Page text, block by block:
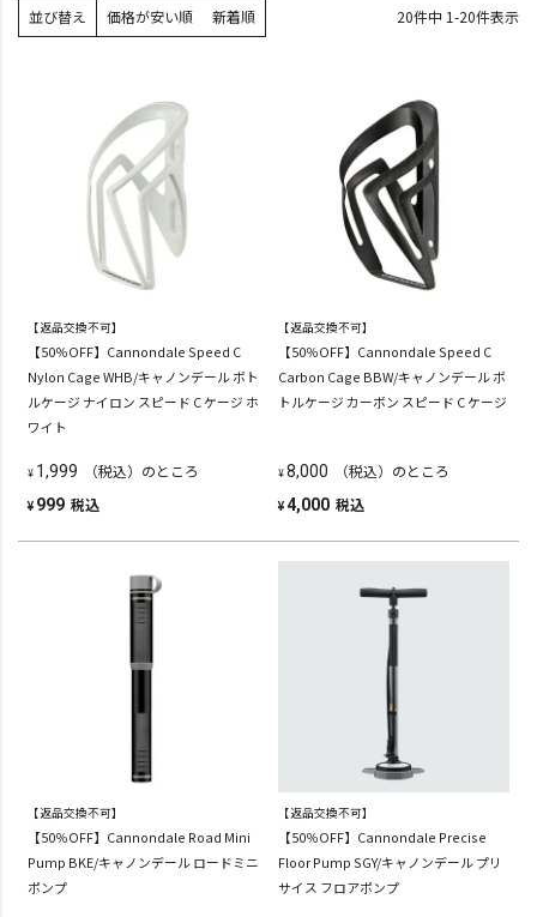
並び替え 価格が安い順 新着順 20件中 1-20件表示
【返品交換不可】
【50％OFF】Cannondale Speed C
Nylon Cage WHB/キャノンデール ボト
ルケージ ナイロン スピード C ケージ ホ
ワイト
¥ 1,999 （税込）のところ
¥ 999 税込
【返品交換不可】
【50％OFF】Cannondale Speed C
Carbon Cage BBW/キャノンデール ボ
トルケージ カーボン スピード C ケージ
¥8,000 （税込）のところ
¥4,000 税込
【返品交換不可】
【50％OFF】Cannondale Road Mini
Pump BKE/キャノンデール ロードミニ
ポンプ
【返品交換不可】
【50％OFF】Cannondale Precise
Floor Pump SGY/キャノンデール プリ
サイス フロアポンプ